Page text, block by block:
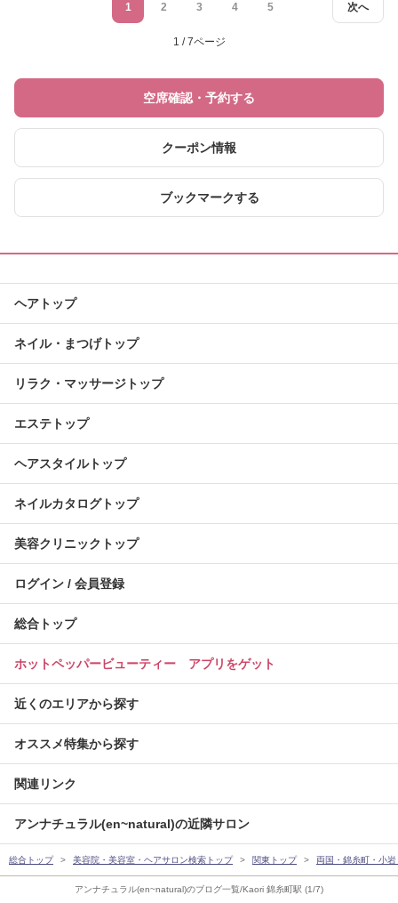
アンナチュラル(en~natural)のブログ一覧/Kaori 錦糸町駅 (1/7)
次へ
1 2 3 4 5
1 / 7ページ
空席確認・予約する
クーポン情報
ブックマークする
ヘアトップ
ネイル・まつげトップ
リラク・マッサージトップ
エステトップ
ヘアスタイルトップ
ネイルカタログトップ
美容クリニックトップ
ログイン / 会員登録
総合トップ
ホットペッパービューティー アプリをゲット
近くのエリアから探す
オススメ特集から探す
関連リンク
アンナチュラル(en~natural)の近隣サロン
総合トップ 美容院・美容室・ヘアサロン検索トップ 関東トップ 両国・錦糸町・小